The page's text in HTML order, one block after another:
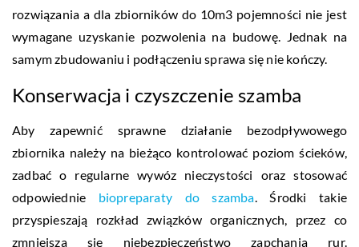
rozwiązania a dla zbiorników do 10m3 pojemności nie jest
wymagane uzyskanie pozwolenia na budowę. Jednak na
samym zbudowaniu i podłączeniu sprawa się nie kończy.
Konserwacja i czyszczenie szamba
Aby zapewnić sprawne działanie bezodpływowego
zbiornika należy na bieżąco kontrolować poziom ścieków,
zadbać o regularne wywóz nieczystości oraz stosować
odpowiednie biopreparaty do szamba . Środki takie
przyspieszają rozkład związków organicznych, przez co
zmniejsza się niebezpieczeństwo zapchania rur.